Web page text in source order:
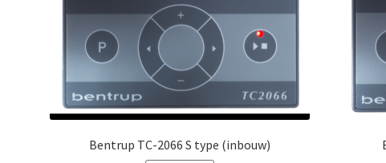
Bentrup TC-2066 S type (inbouw)